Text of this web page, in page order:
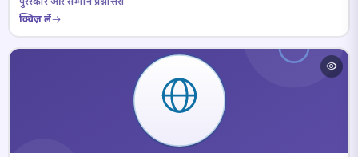
क्विज़ लें